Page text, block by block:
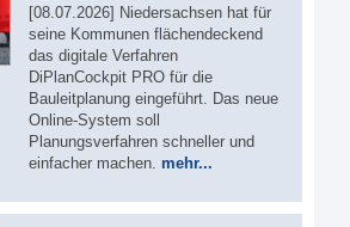
[08.07.2026] Niedersachsen hat für
seine Kommunen flächendeckend
das digitale Verfahren
DiPlanCockpit PRO für die
Bauleitplanung eingeführt. Das neue
Online-System soll
Planungsverfahren schneller und
einfacher machen. mehr...